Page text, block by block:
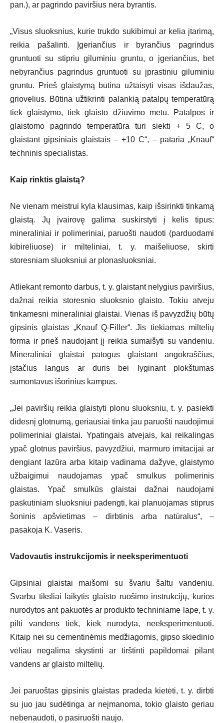
pan.), ar pagrindo paviršius nėra byrantis.
„Visus sluoksnius, kurie trukdo sukibimui ar kelia įtarimą,
reikia pašalinti. Įgeriančius ir byrančius pagrindus
gruntuoti su stipriu giluminiu gruntu, o įgeriančius, bet
nebyrančius pagrindus gruntuoti su įprastiniu giluminiu
gruntu. Prieš glaistymą būtina užtaisyti visas išdaužas,
griovelius. Būtina užtikrinti palankią patalpų temperatūrą
tiek glaistymo, tiek glaisto džiūvimo metu. Patalpos ir
glaistomo pagrindo temperatūra turi siekti + 5
C, o
glaistant gipsiniais glaistais – +10 C“, – pataria „Knauf“
techninis specialistas.
Kaip rinktis glaistą?
Ne vienam meistrui kyla klausimas, kaip išsirinkti tinkamą
glaistą. Jų įvairovę galima suskirstyti į kelis tipus:
mineraliniai ir polimeriniai, paruošti naudoti (parduodami
kibirėliuose) ir milteliniai, t. y. maišeliuose, skirti
storesniam sluoksniui ar plonasluoksniai.
Atliekant remonto darbus, t. y. glaistant nelygius paviršius,
dažnai reikia storesnio sluoksnio glaisto. Tokiu atveju
tinkamesni mineraliniai glaistai. Vienas iš pavyzdžių būtų
gipsinis glaistas „Knauf Q-Filler“. Jis tiekiamas miltelių
forma ir prieš naudojant jį reikia sumaišyti su vandeniu.
Mineraliniai glaistai patogūs glaistant angokraščius,
įstačius langus ar duris bei lyginant plokštumas
sumontavus išorinius kampus.
„Jei paviršių reikia glaistyti plonu sluoksniu, t. y. pasiekti
didesnį glotnumą, geriausiai tinka jau paruošti naudojimui
polimeriniai glaistai. Ypatingais atvejais, kai reikalingas
ypač glotnus paviršius, pavyzdžiui, marmuro imitacijai ar
dengiant lazūra arba kitaip vadinama dažyve, glaistymo
užbaigimui naudojamas ypač smulkus polimerinis
glaistas. Ypač smulkūs glaistai dažnai naudojami
paskutiniam sluoksniui padengti, kai planuojamas stiprus
šoninis apšvietimas – dirbtinis arba natūralus“, –
pasakoja K. Vaseris.
Vadovautis instrukcijomis ir neeksperimentuoti
Gipsiniai glaistai maišomi su švariu šaltu vandeniu.
Svarbu tiksliai laikytis glaisto ruošimo instrukcijų, kurios
nurodytos ant pakuotės ar produkto techniniame lape, t. y.
pilti vandens tiek, kiek nurodyta, neeksperimentuoti.
Kitaip nei su cementinėmis medžiagomis, gipso skiedinio
vėliau negalima skystinti ar tirštinti papildomai pilant
vandens ar glaisto miltelių.
Jei paruoštas gipsinis glaistas pradeda kietėti, t. y. dirbti
su juo jau sudėtinga ar neįmanoma, tokio glaisto geriau
nebenaudoti, o pasiruošti naujo.